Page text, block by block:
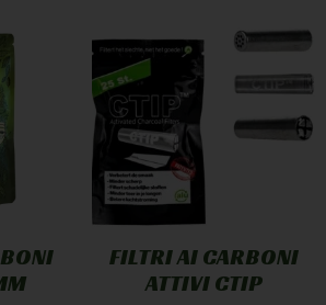
FILTRI AI CARBONI
ATTIVI CTIP